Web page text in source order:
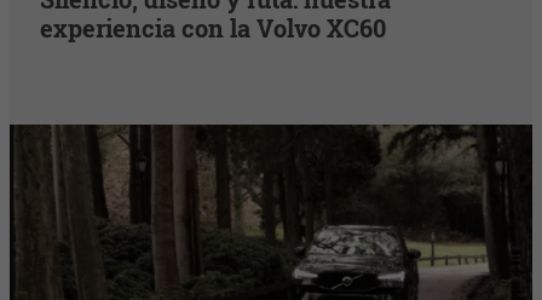
experiencia con la Volvo XC60